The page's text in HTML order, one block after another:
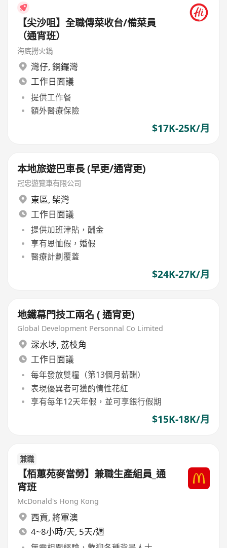
【尖沙咀】全職傳菜收台/備菜員
（通宵班）
海底撈火鍋
灣仔, 銅鑼灣
工作日面議
提供工作餐
額外醫療保險
$17K-25K/月
本地旅遊巴車長 (早更/通宵更)
冠忠遊覽車有限公司
東區, 柴灣
工作日面議
提供加班津貼，酬金
享有恩恤假，婚假
醫療計劃覆蓋
$24K-27K/月
地鐵幕門技工兩名 ( 通宵更)
Global Development Personnal Co Limited
深水埗, 荔枝角
工作日面議
每年發放雙糧（第13個月薪酬）
表現優異者可獲酌情性花紅
享有每年12天年假，並可享銀行假期
$15K-18K/月
兼職
【栢蕙苑麥當勞】兼職生產組員_通
宵班
McDonald's Hong Kong
西貢, 將軍澳
4~8小時/天, 5天/週